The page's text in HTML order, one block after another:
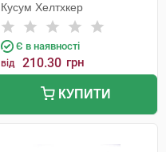
Кусум Хелтхкер
Є в наявності
від 210.30 грн
КУПИТИ